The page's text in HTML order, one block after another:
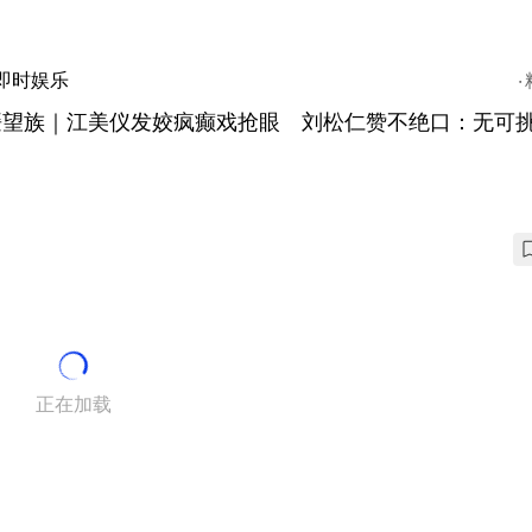
时娱乐
族｜江美仪发姣疯癫戏抢眼 刘松仁赞不绝口：无可
正在加载